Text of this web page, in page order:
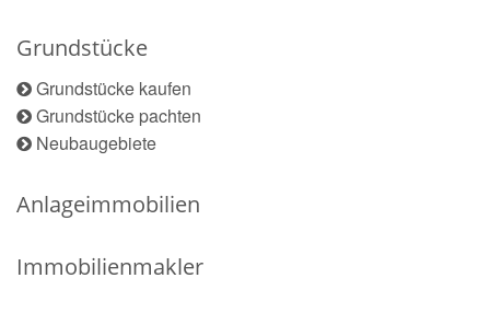
Grundstücke
Grundstücke kaufen
Grundstücke pachten
Neubaugebiete
Anlageimmobilien
Immobilienmakler